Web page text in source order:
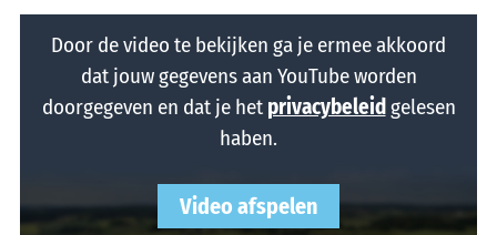
Door de video te bekijken ga je ermee akkoord
dat jouw gegevens aan YouTube worden
doorgegeven en dat je het privacybeleidgelesen
haben.